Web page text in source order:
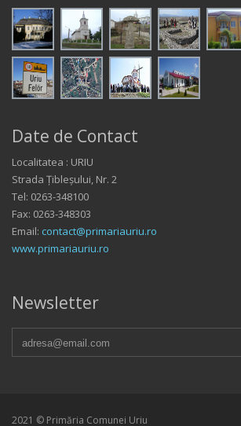
Date de Contact
Localitatea : URIU
Strada Țibleșului, Nr. 2
Tel: 0263-348100
Fax: 0263-348303
Email: contact@primariauriu.ro
www.primariauriu.ro
Newsletter
2021 © Primăria Comunei Uriu